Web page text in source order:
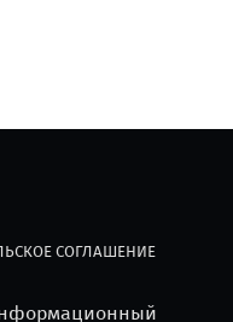
СОГЛАШЕНИЕ